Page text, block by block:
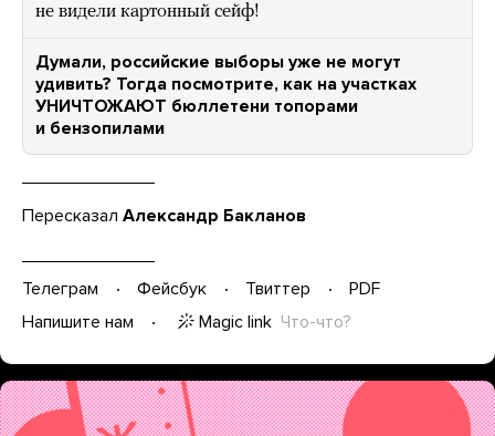
не видели картонный сейф!
Думали, российские выборы уже не могут
удивить? Тогда посмотрите, как на участках
УНИЧТОЖАЮТ бюллетени топорами
и бензопилами
Пересказал Александр Бакланов
Телеграм Фейсбук Твиттер
PDF
Напишите нам
Magic link Что-что?